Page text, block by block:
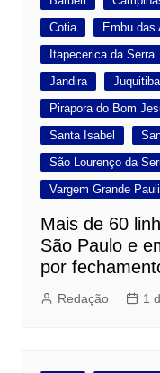
Cotia
Embu das
Itapecerica da Serra
Jandira
Juquitiba
Pirapora do Bom
Santa Isabel
São Lourenço da
Vargem Grande
Mais de 60
São Paulo e
por
Redação 1